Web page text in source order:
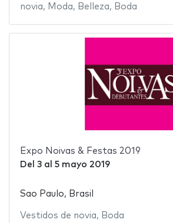
novia, Moda, Belleza, Boda
Expo Noivas & Festas 2019
Del 3al 5 mayo 2019
Sao Paulo, Brasil
Vestidos de novia, Boda